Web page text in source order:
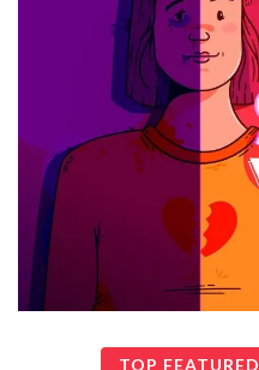
TOP FEATURED